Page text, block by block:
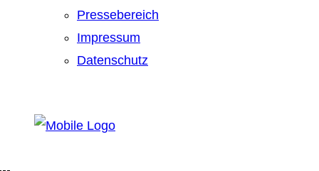
Pressebereich
Impressum
Datenschutz